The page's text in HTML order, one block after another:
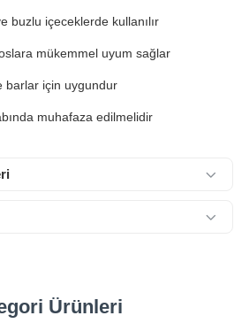
buzlu içeceklerde kullanılır
mükemmel uyum sağlar
barlar için uygundur
muhafaza edilmelidir
Ürünleri